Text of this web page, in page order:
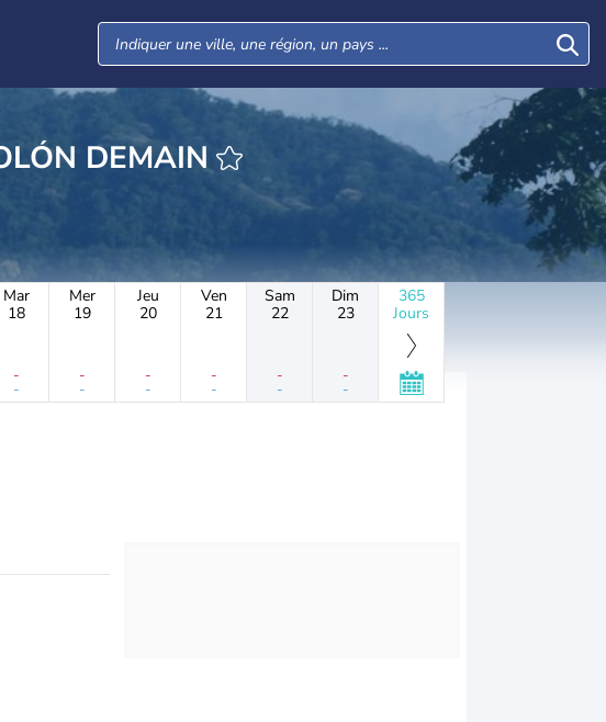
COLÓN DEMAIN
Mar
18
-
-
Mer
19
-
-
Jeu
20
-
-
Ven
21
-
-
Sam
22
-
-
Dim
23
-
-
365
Jours